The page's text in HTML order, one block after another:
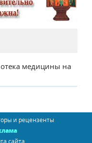
медицины на
и рецензенты